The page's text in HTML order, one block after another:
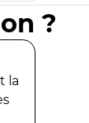
?
la